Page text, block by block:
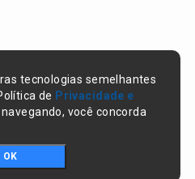
tecnologias semelhantes
de Privacidade e
você concorda
OK